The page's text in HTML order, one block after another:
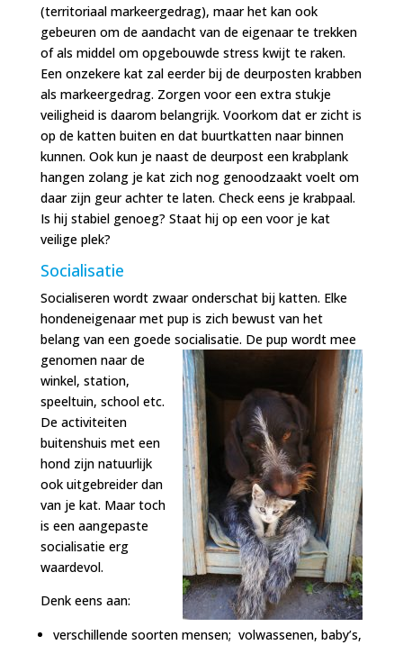
(territoriaal markeergedrag), maar het kan ook
gebeuren om de aandacht van de eigenaar te trekken
of als middel om opgebouwde stress kwijt te raken.
Een onzekere kat zal eerder bij de deurposten krabben
als markeergedrag. Zorgen voor een extra stukje
veiligheid is daarom belangrijk. Voorkom dat er zicht is
op de katten buiten en dat buurtkatten naar binnen
kunnen. Ook kun je naast de deurpost een krabplank
hangen zolang je kat zich nog genoodzaakt voelt om
daar zijn geur achter te laten. Check eens je krabpaal.
Is hij stabiel genoeg? Staat hij op een voor je kat
veilige plek?
Socialisatie
Socialiseren wordt zwaar onderschat bij katten. Elke
hondeneigenaar met pup is zich bewust van het
belang van een goede socialisatie. De pup wordt mee
genomen naar de
winkel, station,
speeltuin, school etc.
De activiteiten
buitenshuis met een
hond zijn natuurlijk
ook uitgebreider dan
van je kat. Maar toch
is een aangepaste
socialisatie erg
waardevol.
Denk eens aan:
verschillende soorten mensen; volwassenen, baby’s,